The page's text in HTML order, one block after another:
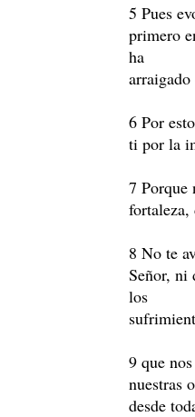
5 Pues
primero
ha
6 Por
ti por la
7 Porque
fortaleza,
8 No te
Señor, ni
los
9 que
nuestras
desde